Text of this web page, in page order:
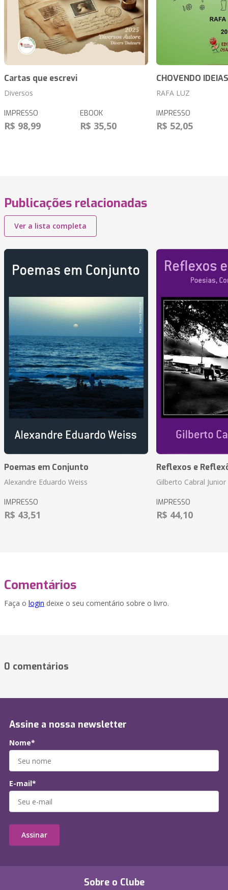
Cartas que escrevi
Diversos
IMPRESSO
R$ 98,99
EBOOK
R$ 35,50
CHOVENDO IDEIAS
RAFA LUZ
IMPRESSO
R$ 52,05
Publicações relacionadas
Ver a lista completa
Poemas em Conjunto
Alexandre Eduardo Weiss
IMPRESSO
R$ 43,51
Reflexos e
Gilberto Cabral Junior
IMPRESSO
R$ 44,10
Comentários
Faça o login deixe o seu comentário sobre o livro.
0 comentários
Sobre o Clube
Assine a nossa newsletter
Nome*
E-mail*
Assinar